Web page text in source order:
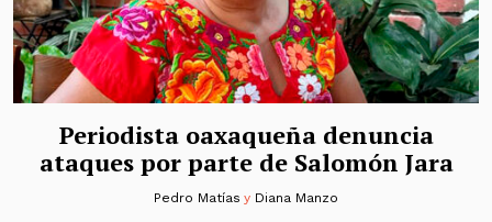
Periodista oaxaqueña denuncia
ataques por parte de Salomón Jara
Pedro Matías y Diana Manzo